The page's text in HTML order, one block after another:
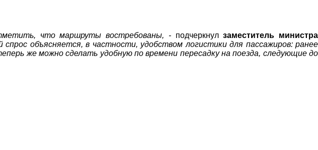
что маршруты востребованы, - подчеркнулзаместитель министра
объясняется, в частности, удобством логистики для пассажиров: ранее
же можно сделать удобную по времени пересадку на поезда, следующие до